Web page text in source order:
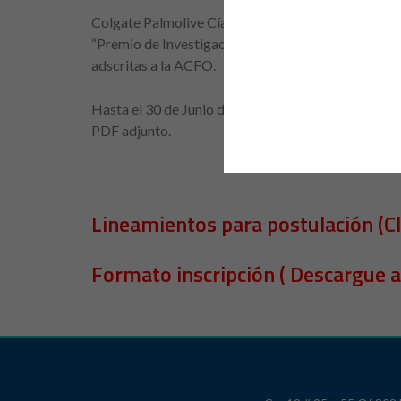
Colgate Palmolive Cía, y ACFO invitan a
“Premio de Investigación Colgate-ACFO”
adscritas a la ACFO.
Hasta el 30 de Junio de 2023 usted podrá
PDF adjunto.
Lineamientos para postulación
Formato inscripción ( Descargue